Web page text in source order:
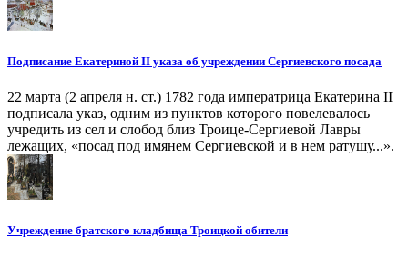
Подписание Екатериной II указа об учреждении Сергиевского посада
22 марта (2 апреля н. ст.) 1782 года императрица Екатерина II
подписала указ, одним из пунктов которого повелевалось
учредить из сел и слобод близ Троице-Сергиевой Лавры
лежащих, «посад под имянем Сергиевской и в нем ратушу...».
Учреждение братского кладбища Троицкой обители